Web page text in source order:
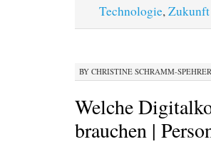
Technologie,
BY CHRISTINE SCHRAMM-SPEHRER
Welche
brauchen |